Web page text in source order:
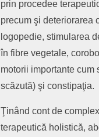
prin procedee
precum şi deteriorarea
logopedie, stimularea
în fibre vegetale,
motorii importante cum
scăzută) şi constipaţia.
Ţinând cont de
terapeutică holistică,